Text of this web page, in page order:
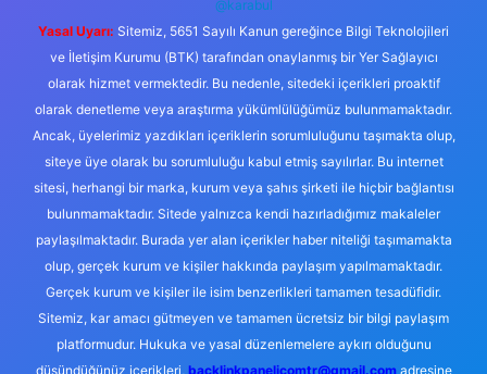
@karabul
Yasal Uyarı: Sitemiz, 5651 Sayılı Kanun gereğince Bilgi Teknolojileri
ve İletişim Kurumu (BTK) tarafından onaylanmış bir Yer Sağlayıcı
olarak hizmet vermektedir. Bu nedenle, sitedeki içerikleri proaktif
olarak denetleme veya araştırma yükümlülüğümüz bulunmamaktadır.
Ancak, üyelerimiz yazdıkları içeriklerin sorumluluğunu taşımakta olup,
siteye üye olarak bu sorumluluğu kabul etmiş sayılırlar. Bu internet
sitesi, herhangi bir marka, kurum veya şahıs şirketi ile hiçbir bağlantısı
bulunmamaktadır. Sitede yalnızca kendi hazırladığımız makaleler
paylaşılmaktadır. Burada yer alan içerikler haber niteliği taşımamakta
olup, gerçek kurum ve kişiler hakkında paylaşım yapılmamaktadır.
Gerçek kurum ve kişiler ile isim benzerlikleri tamamen tesadüfidir.
Sitemiz, kar amacı gütmeyen ve tamamen ücretsiz bir bilgi paylaşım
platformudur. Hukuka ve yasal düzenlemelere aykırı olduğunu
düşündüğünüz içerikleri, backlinkpanelicomtr@gmail.comadresine